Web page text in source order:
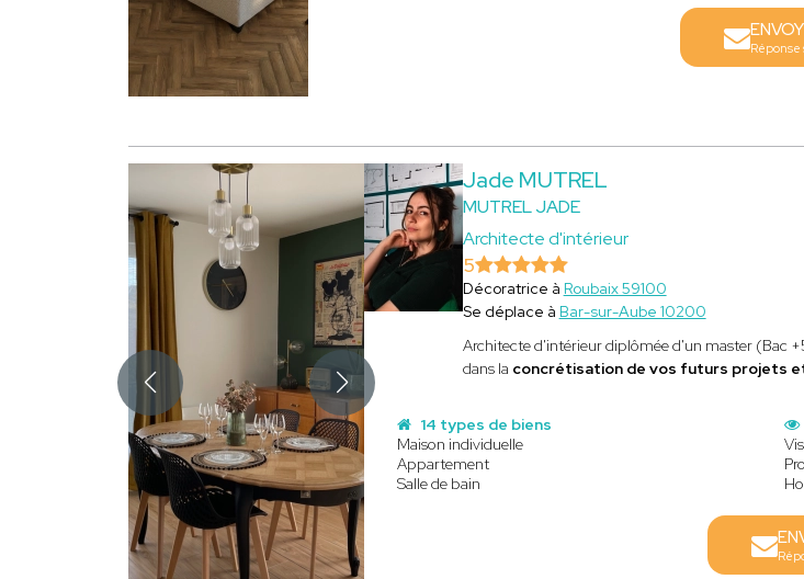
Réponse
Jade MUTREL
MUTREL JADE
Architecte d'intérieur
5
Décoratrice à Roubaix 59100
Se déplace à Bar-sur-Aube 10200
Architecte d'intérieur diplômée d'un master (Bac
dans la concrétisation de vos futurs projets
14 types de biens
Maison individuelle
Appartement
Salle de bain